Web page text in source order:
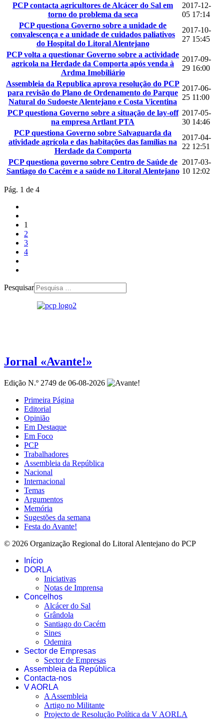
PCP contacta agricultores de Alcácer do Sal em
torno do problema da seca
2017-12-
05 17:14
PCP questiona Governo sobre a unidade de
convalescença e a unidade de cuidados paliativos
do Hospital do Litoral Alentejano
2017-10-
27 15:45
PCP volta a questionar Governo sobre a actividade
agricola na Herdade da Comporta após venda à
Ardma Imobiliário
2017-09-
29 16:00
Assembleia da Republica aprova resolução do PCP
para revisão do Plano de Ordenamento do Parque
Natural do Sudoeste Alentejano e Costa Vicentina
2017-06-
25 11:00
PCP questiona Governo sobre a situação de lay-off
na empresa Artlant PTA
2017-05-
30 14:46
PCP questiona Governo sobre Salvaguarda da
atividade agrícola e das habitações das famílias na
Herdade da Comporta
2017-04-
22 12:51
PCP questiona governo sobre Centro de Saúde de
Santiago do Cacém e a saúde no Litoral Alentejano
2017-03-
10 12:02
Pág. 1 de 4
1
2
3
4
Pesquisar
Jornal «Avante!»
Edição N.º 2749 de 06-08-2026
Primeira Página
Editorial
Opinião
Em Destaque
Em Foco
PCP
Trabalhadores
Assembleia da República
Nacional
Internacional
Temas
Argumentos
Memória
Sugestões da semana
Festa do Avante!
© 2026 Organização Regional do Litoral Alentejano do PCP
Início
DORLA
Iniciativas
Notas de Imprensa
Concelhos
Alcácer do Sal
Grândola
Santiago do Cacém
Sines
Odemira
Sector de Empresas
Sector de Empresas
Assembleia da República
Contacta-nos
V AORLA
A Assembleia
Artigo no Militante
Projecto de Resolução Política da V AORLA